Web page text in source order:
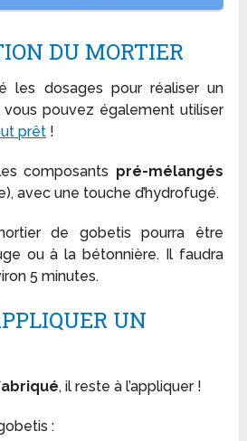
DU MORTIER
les dosages pour réaliser un
vous pouvez également utiliser
prêt !
composants pré-mélangés
avec une touche d’hydrofugé.
de gobetis pourra être
ou à la bétonnière. Il faudra
5 minutes.
UN
, il reste à l’appliquer !
: